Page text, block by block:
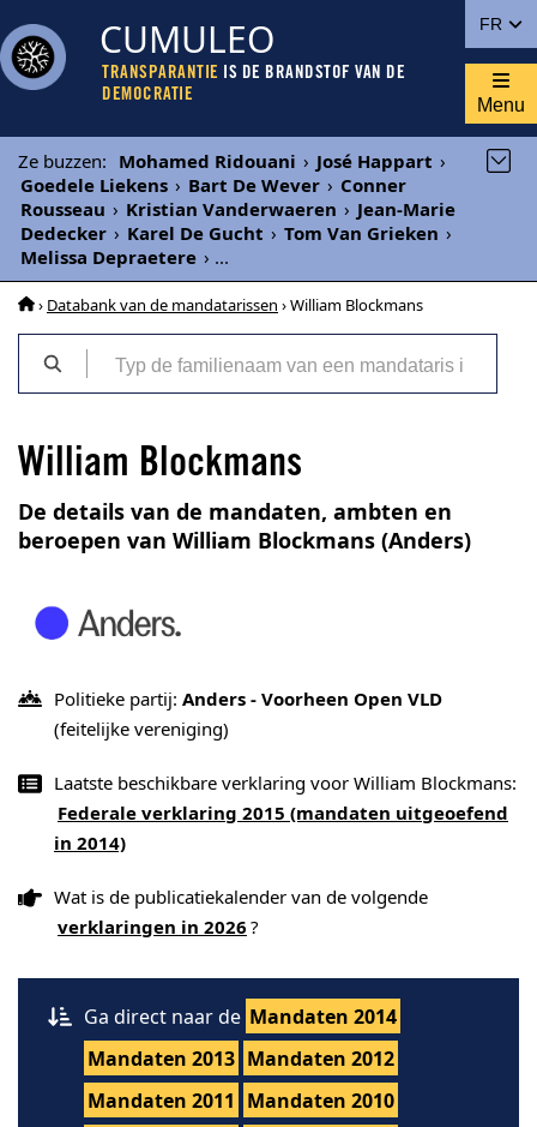
FR
CUMULEO
TRANSPARANTIE IS DE BRANDSTOF VAN DE
DEMOCRATIE
Menu
Ze buzzen: Mohamed Ridouani › José Happart ›
Goedele Liekens › Bart De Wever › Conner
Rousseau › Kristian Vanderwaeren › Jean-Marie
Dedecker › Karel De Gucht › Tom Van Grieken ›
Melissa Depraetere › ...
› Databank van de mandatarissen › William Blockmans
William Blockmans
De details van de mandaten, ambten en
beroepen van William Blockmans (Anders)
Politieke partij: Anders - Voorheen Open VLD
(feitelijke vereniging)
Laatste beschikbare verklaring voor William Blockmans:
Federale verklaring 2015 (mandaten uitgeoefend
in 2014)
Wat is de publicatiekalender van de volgende
verklaringen in 2026 ?
Ga direct naar de Mandaten 2014
Mandaten 2013 Mandaten 2012
Mandaten 2011 Mandaten 2010